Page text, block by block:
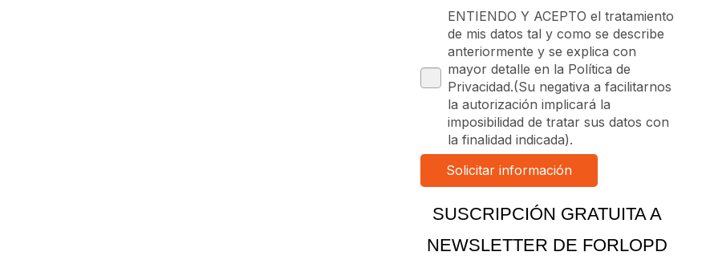
ENTIENDO Y ACEPTO el tratamiento
de mis datos tal y como se describe
anteriormente y se explica con
mayor detalle en la Política de
Privacidad.(Su negativa a facilitarnos
la autorización implicará la
imposibilidad de tratar sus datos con
la finalidad indicada).
SUSCRIPCIÓN GRATUITA A
NEWSLETTER DE FORLOPD